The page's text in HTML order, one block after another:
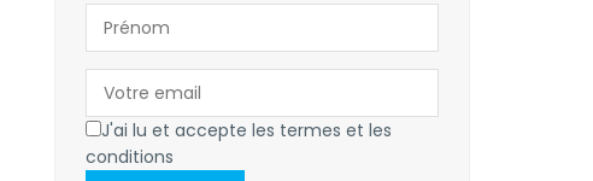
J'ai lu et accepte les termes et les
conditions